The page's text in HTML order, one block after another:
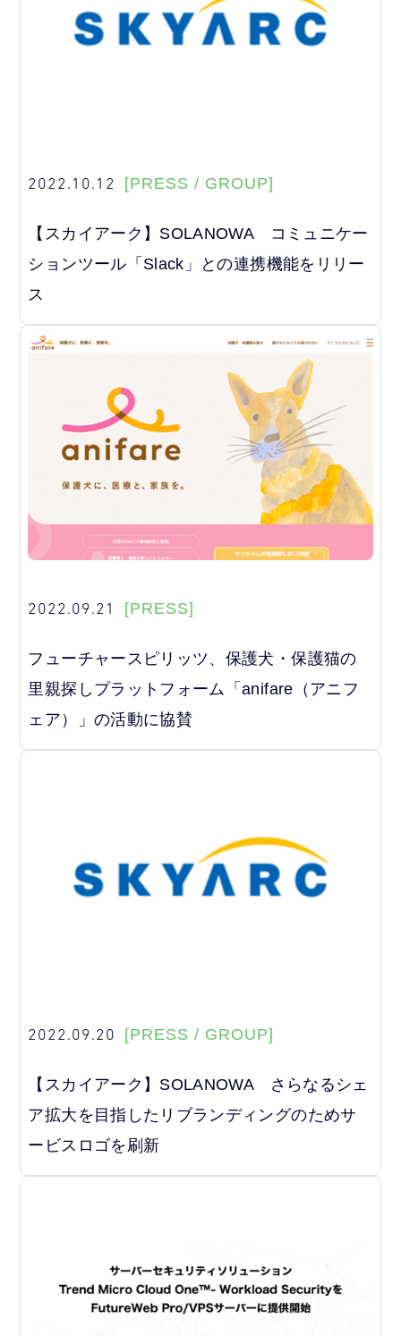
2022.10.12 [PRESS / GROUP]
【スカイアーク】SOLANOWA コミュニケー
ションツール「Slack」との連携機能をリリー
ス
2022.09.21 [PRESS]
フューチャースピリッツ、保護犬・保護猫の
里親探しプラットフォーム「anifare（アニフ
ェア）」の活動に協賛
2022.09.20 [PRESS / GROUP]
【スカイアーク】SOLANOWA さらなるシェ
ア拡大を目指したリブランディングのためサ
ービスロゴを刷新